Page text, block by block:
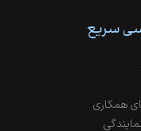
سریع
همکاری